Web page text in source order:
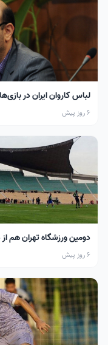
لباس کاروان ایران در
6 روز پیش
دومین ورزشگاه تهران هم
6 روز پیش